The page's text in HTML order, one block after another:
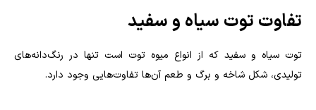
تفاوت توت سیاه و سفید
توت سیاه و سفید که از انواع میوه توت است تنها در رنگ‌دانه‌های
تولیدی، شکل شاخه و برگ و طعم آن‌ها تفاوت‌هایی وجود دارد.